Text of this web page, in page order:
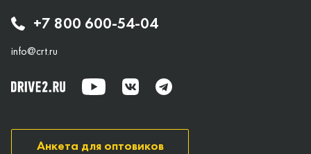
+7 800 600-54-04
info@crt.ru
Анкета для оптовиков